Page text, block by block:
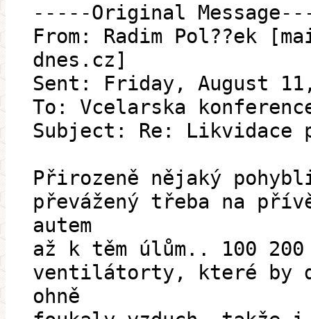
-----Original
From: Radim Pol??ek
dnes.cz]
Sent: Friday, August
To: Vcelarska
Subject: Re: Likvidace
Přirozeně nějaký
převážený třeba na
autem
až k těm úlům.. 100
ventilátorty, které by
ohně